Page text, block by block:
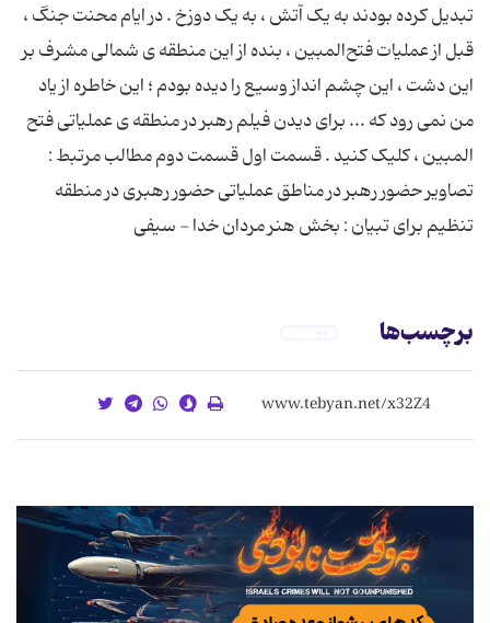
تبدیل کرده بودند به یک آتش ، به یک دوزخ . در ایام محنت جنگ ،
قبل از عملیات فتح‌المبین ، بنده از این منطقه ‌ى شمالى مشرف بر
این دشت ، این چشم ‌انداز وسیع را دیده بودم ؛ این خاطره از یاد
من نمی رود که ... برای دیدن فیلم رهبر در منطقه ی عملیاتی فتح
المبین ، کلیک کنید . قسمت اول قسمت دوم مطالب مرتبط :
تصاویر حضور رهبر در مناطق عملیاتی حضور رهبری در منطقه
تنظیم برای تبیان : بخش هنر مردان خدا - سیفی
برچسب‌ها